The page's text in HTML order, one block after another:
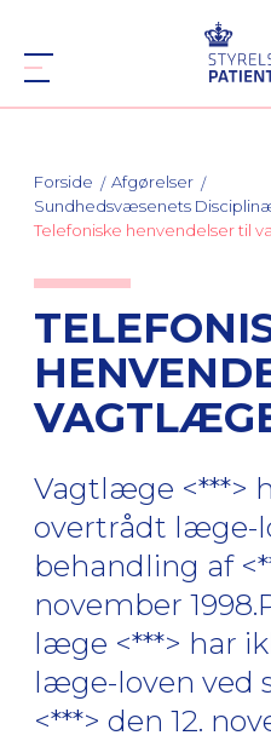
Forside
Afgørelser
Sundhedsvæsenets
Telefoniske henvendelser til
Vagtlæge <***>
overtrådt læge-
behandling af
november
læge <***> har
læge-loven ved
<***> den 12.